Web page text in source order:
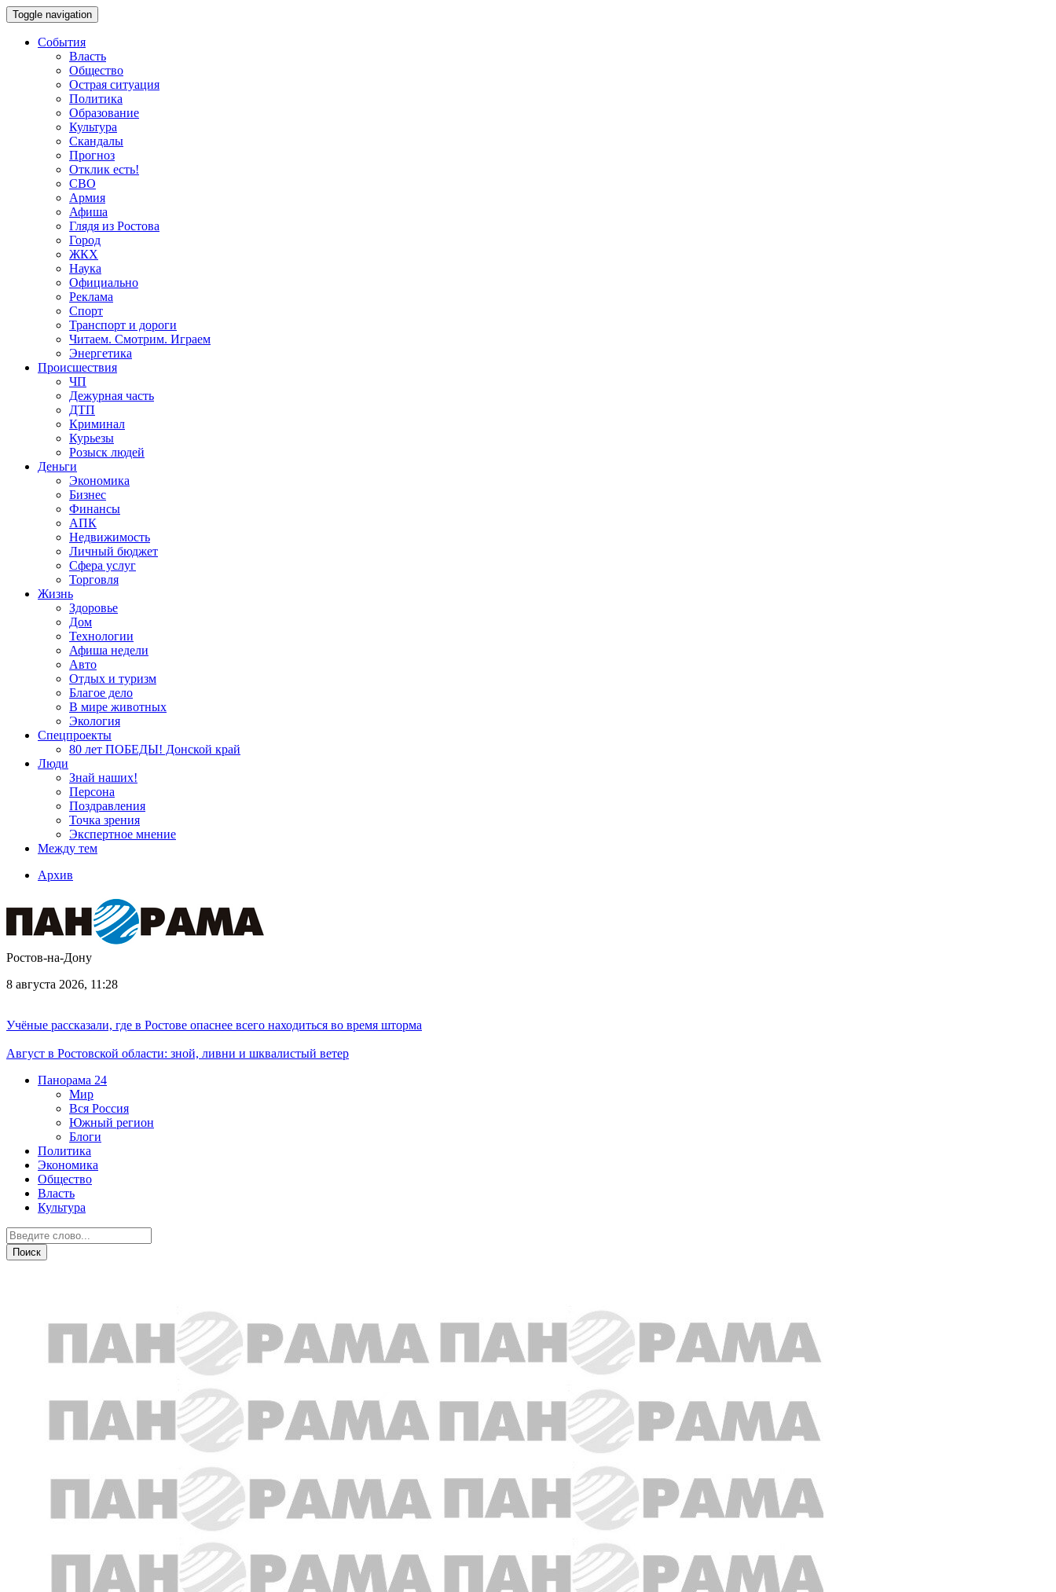
Toggle navigation
События
Власть
Общество
Острая ситуация
Политика
Образование
Культура
Скандалы
Прогноз
Отклик есть!
СВО
Армия
Афиша
Глядя из Ростова
Город
ЖКХ
Наука
Официально
Реклама
Спорт
Транспорт и дороги
Читаем. Смотрим. Играем
Энергетика
Происшествия
ЧП
Дежурная часть
ДТП
Криминал
Курьезы
Розыск людей
Деньги
Экономика
Бизнес
Финансы
АПК
Недвижимость
Личный бюджет
Сфера услуг
Торговля
Жизнь
Здоровье
Дом
Технологии
Афиша недели
Авто
Отдых и туризм
Благое дело
В мире животных
Экология
Спецпроекты
80 лет ПОБЕДЫ! Донской край
Люди
Знай наших!
Персона
Поздравления
Точка зрения
Экспертное мнение
Между тем
Архив
Ростов-на-Дону
8 августа 2026, 11:28
Учёные рассказали, где в Ростове опаснее всего находиться во время шторма
Август в Ростовской области: зной, ливни и шквалистый ветер
Панорама 24
Мир
Вся Россия
Южный регион
Блоги
Политика
Экономика
Общество
Власть
Культура